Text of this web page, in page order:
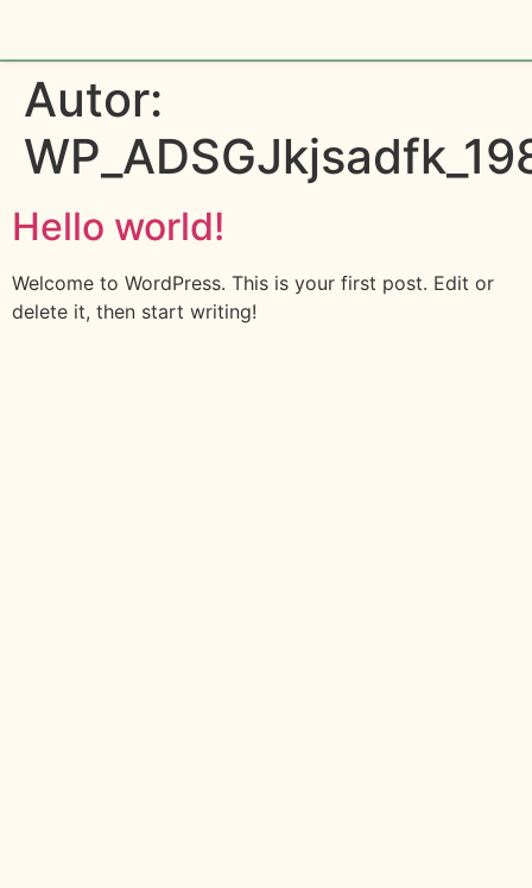
InhaltAutor:
Hello world!
Welcome to WordPress. This is your first post. Edit or
delete it, then start writing!